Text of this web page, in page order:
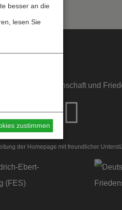
Wissenschaft und
der Homepage mit freundlicher
besser an die
lesen Sie
zustimmen